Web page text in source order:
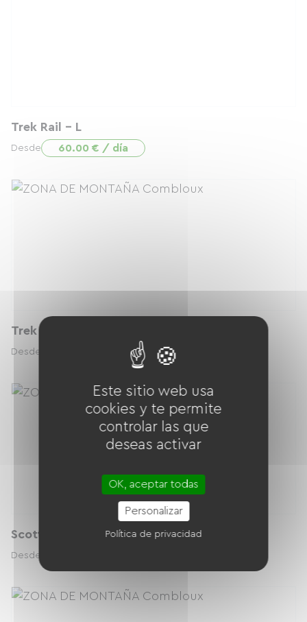
Trek Rail - L
Desde 60.00 € / día
Trek Rail - XL
Desde
Scott Addict - XS
Desde
Este sitio web usa
cookies y te permite
controlar las que
deseas activar
OK, aceptar todas
Personalizar
Política de privacidad